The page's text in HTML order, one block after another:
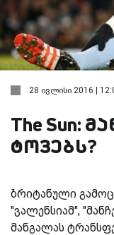
28 ივლისი 2016 |
The Sun:
ტოვებს?
ბრიტანული
"ვალენსიამ",
მანგალას